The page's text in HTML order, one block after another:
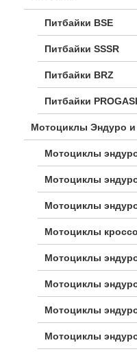
Питбайки BSE
Питбайки SSSR
Питбайки BRZ
Питбайки PROGASI
Мотоциклы Эндуро
Мотоциклы
Мотоциклы
Мотоциклы
Мотоциклы
Мотоциклы
Мотоциклы
Мотоциклы
Мотоциклы